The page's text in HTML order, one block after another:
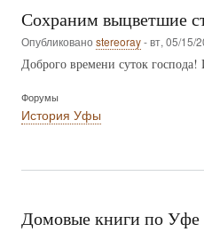
Сохраним выцветшие
Опубликовано stereoray-вт, 05/15/
Доброго времени суток
Форумы
История Уфы
Домовые книги по Уфе